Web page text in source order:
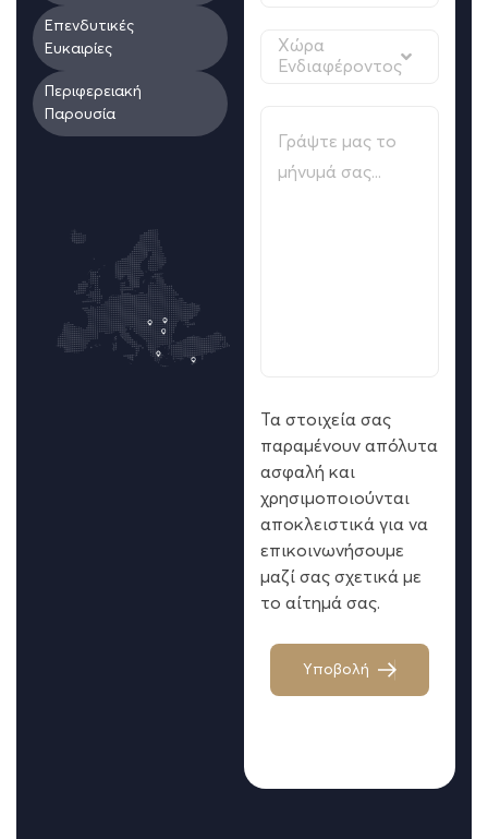
Επενδυτικές
Ευκαιρίες
Περιφερειακή
Παρουσία
Χώρα
Ενδιαφέροντος
Τα στοιχεία σας
παραμένουν απόλυτα
ασφαλή και
χρησιμοποιούνται
αποκλειστικά για να
επικοινωνήσουμε
μαζί σας σχετικά με
το αίτημά σας.
Υποβολή